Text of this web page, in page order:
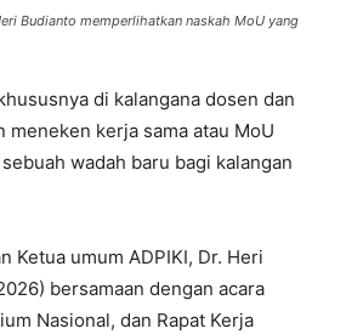
Budianto memperlihatkan naskah MoU yang
di kalangana dosen dan
kerja sama atau MoU
wadah baru bagi kalangan
Ketua umum ADPIKI, Dr. Heri
bersamaan dengan acara
Nasional, dan Rapat Kerja